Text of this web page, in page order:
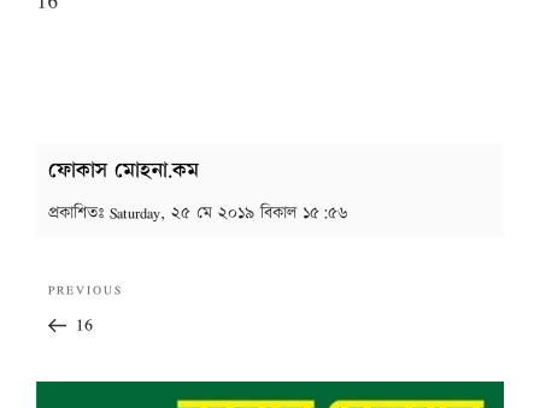
ফোকাস মোহনা.কম
প্রকাশিতঃ Saturday, ২৫ মে ২০১৯ বিকাল ১৫:৫৬
navigation
Previous
Post
PREVIOUS
16